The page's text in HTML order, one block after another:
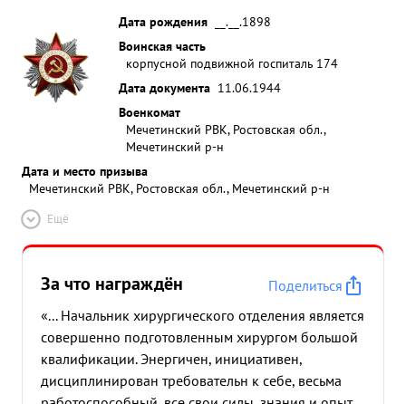
Дата рождения
__.__.1898
Воинская часть
корпусной подвижной госпиталь 174
Дата документа 11.06.1944
Военкомат
Мечетинский РВК, Ростовская обл.,
Мечетинский р-н
Дата и место призыва
Мечетинский РВК, Ростовская обл., Мечетинский р-н
Ещё
За что награждён
Поделиться
«... Начальник хирургического отделения является
совершенно подготовленным хирургом большой
квалификации. Энергичен, инициативен,
дисциплинирован требовательн к себе, весьма